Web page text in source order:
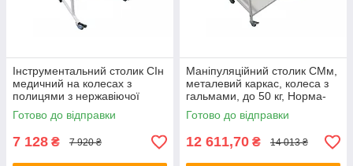
Інструментальний столик СІн
медичний на колесах з
полицями з нержавіючої
сталі, Норма-Трейд,
(091165))
Готово до відправки
7 128 ₴ 7 920 ₴
Маніпуляційний столик СМм,
металевий каркас, колеса з
гальмами, до 50 кг, Норма-
Трейд, (61998)
Готово до відправки
12 611,70 ₴ 14 013 ₴